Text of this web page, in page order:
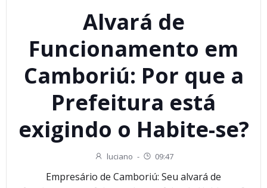
Alvará de
Funcionamento em
Camboriú: Por que a
Prefeitura está
exigindo o Habite-se?
luciano - 09:47
Empresário de Camboriú: Seu alvará de